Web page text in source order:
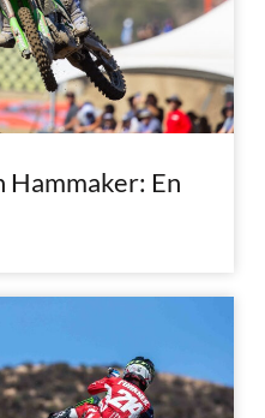
Hammaker: En